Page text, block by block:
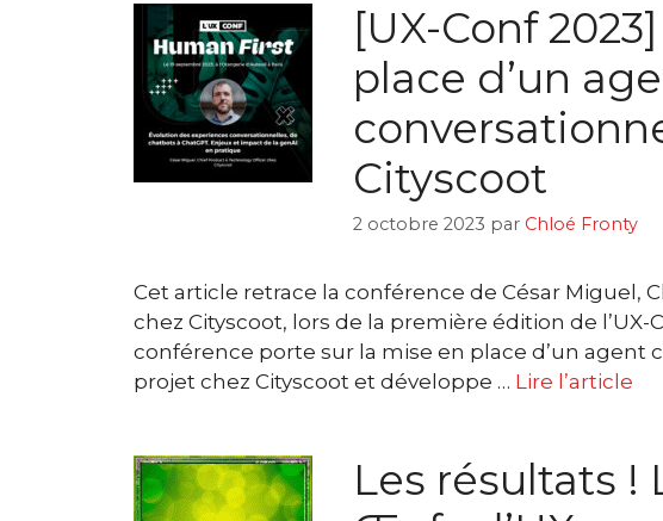
[UX-Conf
place d’un
Cityscoot
2 octobre 2023 par Chloé Fronty
Cet article retrace la conférence de César Miguel,
chez Cityscoot, lors de la première édition de
conférence porte sur la mise en place d’un agent
projet chez Cityscoot et développe … Lire l’article
Les résultats !